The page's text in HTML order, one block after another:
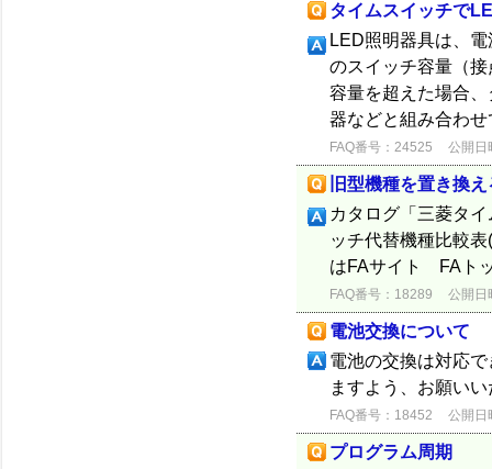
タイムスイッチで
LED照明器具は、
のスイッチ容量（
容量を超えた場合
器などと組み合わ
FAQ番号：24525 公開日
旧型機種を置き換
カタログ「三菱タ
ッチ代替機種比較
はFAサイト FAト
FAQ番号：18289 公開日
電池交換について
電池の交換は対応
ますよう、お願い
FAQ番号：18452 公開日
プログラム周期